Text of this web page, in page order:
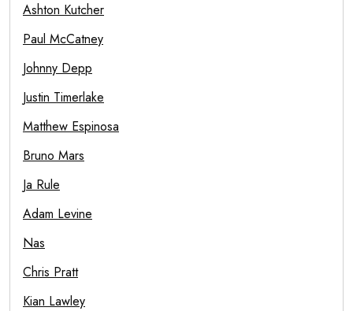
Ashton Kutcher
Paul McCatney
Johnny Depp
Justin Timerlake
Matthew Espinosa
Bruno Mars
Ja Rule
Adam Levine
Nas
Chris Pratt
Kian Lawley